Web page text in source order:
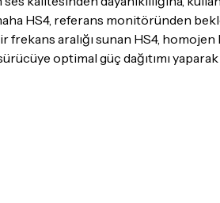
Kargo
HS4, referans monitöründen
aralığı sunan HS4,
optimal güç dağıtımı